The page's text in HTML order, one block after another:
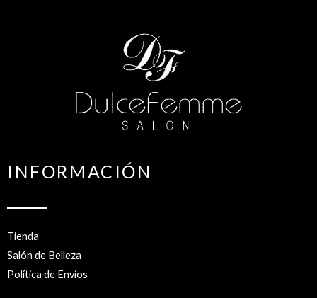
INFORMACIÓN
Tienda
Salón de Belleza
Política de Envíos